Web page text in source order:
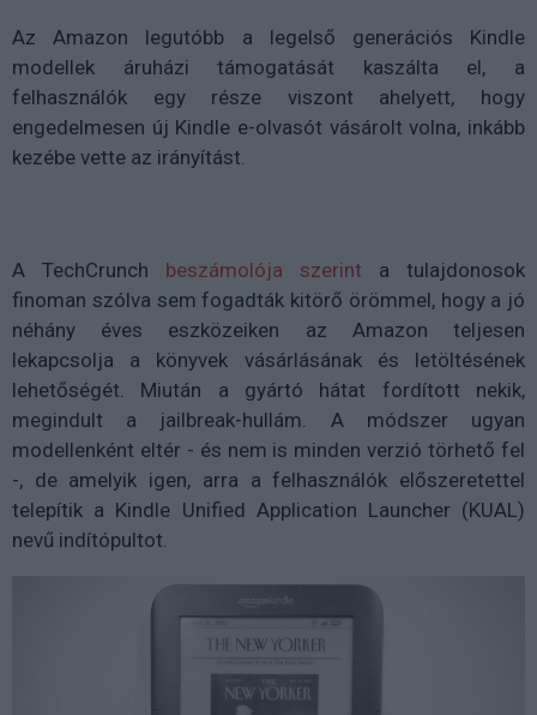
Az Amazon legutóbb a legelső generációs Kindle
modellek áruházi támogatását kaszálta el, a
felhasználók egy része viszont ahelyett, hogy
engedelmesen új Kindle e-olvasót vásárolt volna, inkább
kezébe vette az irányítást.
A TechCrunch beszámolója szerint a tulajdonosok
finoman szólva sem fogadták kitörő örömmel, hogy a jó
néhány éves eszközeiken az Amazon teljesen
lekapcsolja a könyvek vásárlásának és letöltésének
lehetőségét. Miután a gyártó hátat fordított nekik,
megindult a jailbreak-hullám. A módszer ugyan
modellenként eltér - és nem is minden verzió törhető fel
-, de amelyik igen, arra a felhasználók előszeretettel
telepítik a Kindle Unified Application Launcher (KUAL)
nevű indítópultot.